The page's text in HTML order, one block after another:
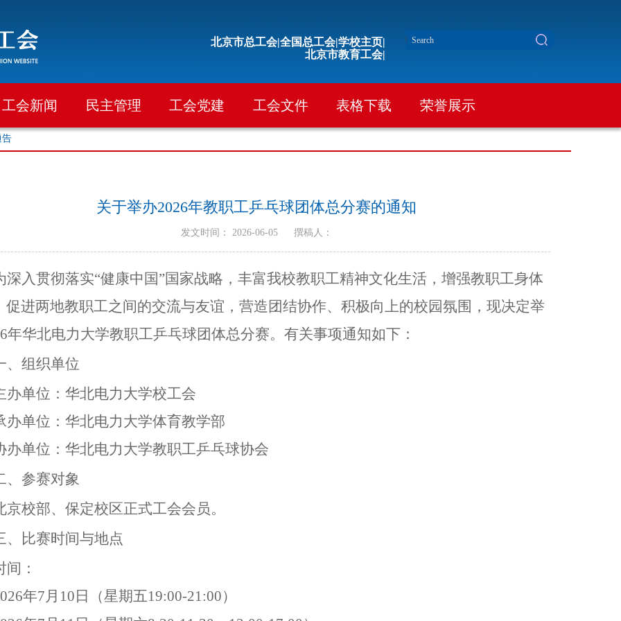
学校主页|
全国总工会|
北京市总工会|
北京市教育工会|
工会新闻 民主管理 工会党建 工会文件 表格下载 荣誉展示
告
关于举办2026年教职工乒乓球团体总分赛的通知
发文时间： 2026-06-05 撰稿人：
深入贯彻落实“健康中国”国家战略，丰富我校教职工精神文化生活，增强教职工身体
促进两地教职工之间的交流与友谊，营造团结协作、积极向上的校园氛围，现决定举
年华北电力大学教职工乒乓球团体总分赛。 有关事项通知如下：
、组织单位
办单位：华北电力大学校工会
办单位： 华北电力大学体育教学部
办单位：华北电力大学教职工乒乓球协会
、参赛对象
京校部、保定校区正式工会会员。
、比赛时间与地点
间：
年7月 10 日 （星期五19:00-21:00）